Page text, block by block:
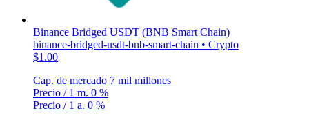
Binance Bridged USDT (BNB Smart Chain)
binance-bridged-usdt-bnb-smart-chain • Crypto
$1.00
Cap. de mercado 7 mil millones
Precio / 1 m. 0 %
Precio / 1 a. 0 %